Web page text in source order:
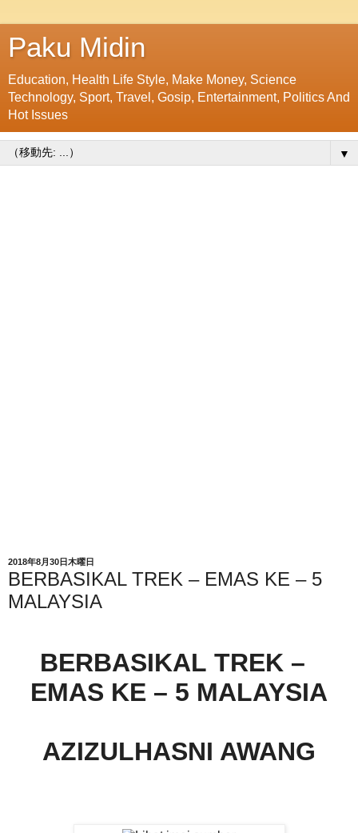
Paku Midin
Education, Health Life Style, Make Money, Science
Technology, Sport, Travel, Gosip, Entertainment, Politics And
Hot Issues
▼
2018年8月30日木曜日
BERBASIKAL TREK – EMAS KE – 5
MALAYSIA
BERBASIKALTREK –
EMAS KE – 5 MALAYSIA
AZIZULHASNI AWANG